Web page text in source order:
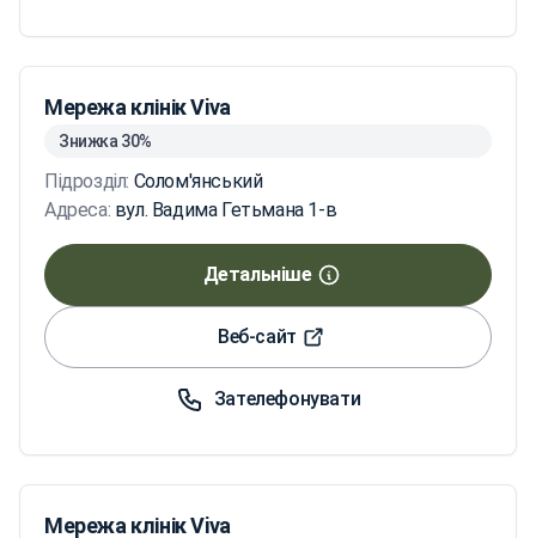
Мережа клінік Viva
Знижка 30%
Підрозділ: Солом'янський
Адреса: вул. Вадима Гетьмана 1-в
Детальніше
Веб-сайт
Зателефонувати
Мережа клінік Viva